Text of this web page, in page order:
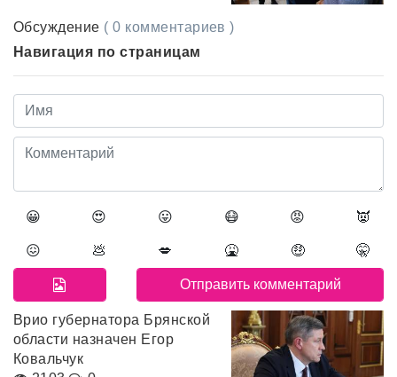
Обсуждение ( 0 комментариев )
Навигация по страницам
😀 😍 😛 😷 😡 👿
😖 💩 💋 🤮 🤑 🤫
Врио губернатора Брянской
области назначен Егор
Ковальчук